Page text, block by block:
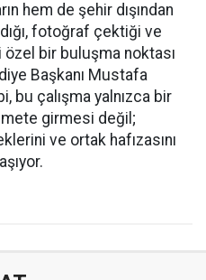
hem de şehir dışından
fotoğraf çektiği ve
bir buluşma noktası
Başkanı Mustafa
bu çalışma yalnızca bir
girmesi değil;
ve ortak hafızasını